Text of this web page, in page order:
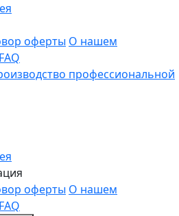
оферты О нашем
FAQ
оферты О нашем
FAQ